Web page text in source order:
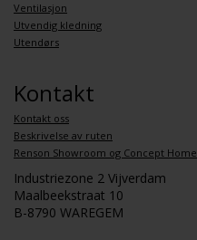
Ventilasjon
Utvendig kledning
Utendørs
Kontakt
Kontakt oss
Beskrivelse av ruten
Renson Showroom og Concept Home
Industriezone 2 Vijverdam
Maalbeekstraat 10
B-8790 WAREGEM